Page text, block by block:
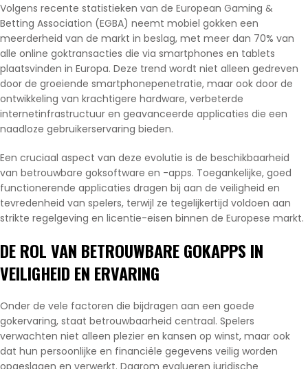
Volgens recente statistieken van de European Gaming &
Betting Association (EGBA) neemt mobiel gokken een
meerderheid van de markt in beslag, met meer dan 70% van
alle online goktransacties die via smartphones en tablets
plaatsvinden in Europa. Deze trend wordt niet alleen gedreven
door de groeiende smartphonepenetratie, maar ook door de
ontwikkeling van krachtigere hardware, verbeterde
internetinfrastructuur en geavanceerde applicaties die een
naadloze gebruikerservaring bieden.
Een cruciaal aspect van deze evolutie is de beschikbaarheid
van betrouwbare goksoftware en -apps. Toegankelijke, goed
functionerende applicaties dragen bij aan de veiligheid en
tevredenheid van spelers, terwijl ze tegelijkertijd voldoen aan
strikte regelgeving en licentie-eisen binnen de Europese markt.
DE ROL VAN BETROUWBARE GOKAPPS IN
VEILIGHEID EN ERVARING
Onder de vele factoren die bijdragen aan een goede
gokervaring, staat betrouwbaarheid centraal. Spelers
verwachten niet alleen plezier en kansen op winst, maar ook
dat hun persoonlijke en financiële gegevens veilig worden
opgeslagen en verwerkt. Daarom evalueren juridische